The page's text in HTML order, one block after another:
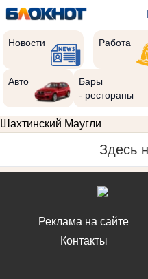
Новости Работа
Авто
Бары
- рестораны
Шахтинский Маугли
Здесь
Реклама на сайте
Контакты